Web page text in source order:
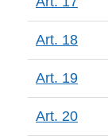
Art. 18
Art. 19
Art. 20